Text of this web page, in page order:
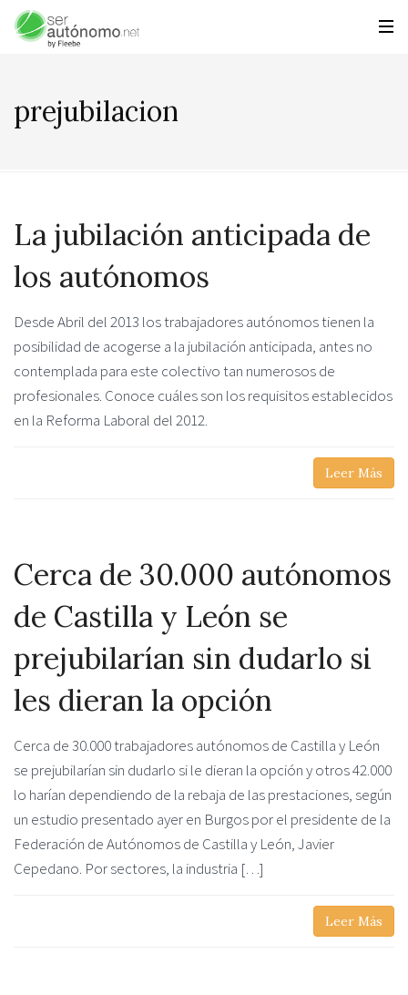
prejubilacion
La jubilación anticipada de
los autónomos
Desde Abril del 2013 los trabajadores autónomos tienen la
posibilidad de acogerse a la jubilación anticipada, antes no
contemplada para este colectivo tan numerosos de
profesionales. Conoce cuáles son los requisitos establecidos
en la Reforma Laboral del 2012.
Leer Más
Cerca de 30.000 autónomos
de Castilla y León se
prejubilarían sin dudarlo si
les dieran la opción
Cerca de 30.000 trabajadores autónomos de Castilla y León
se prejubilarían sin dudarlo si le dieran la opción y otros 42.000
lo harían dependiendo de la rebaja de las prestaciones, según
un estudio presentado ayer en Burgos por el presidente de la
Federación de Autónomos de Castilla y León, Javier
Cepedano. Por sectores, la industria […]
Leer Más